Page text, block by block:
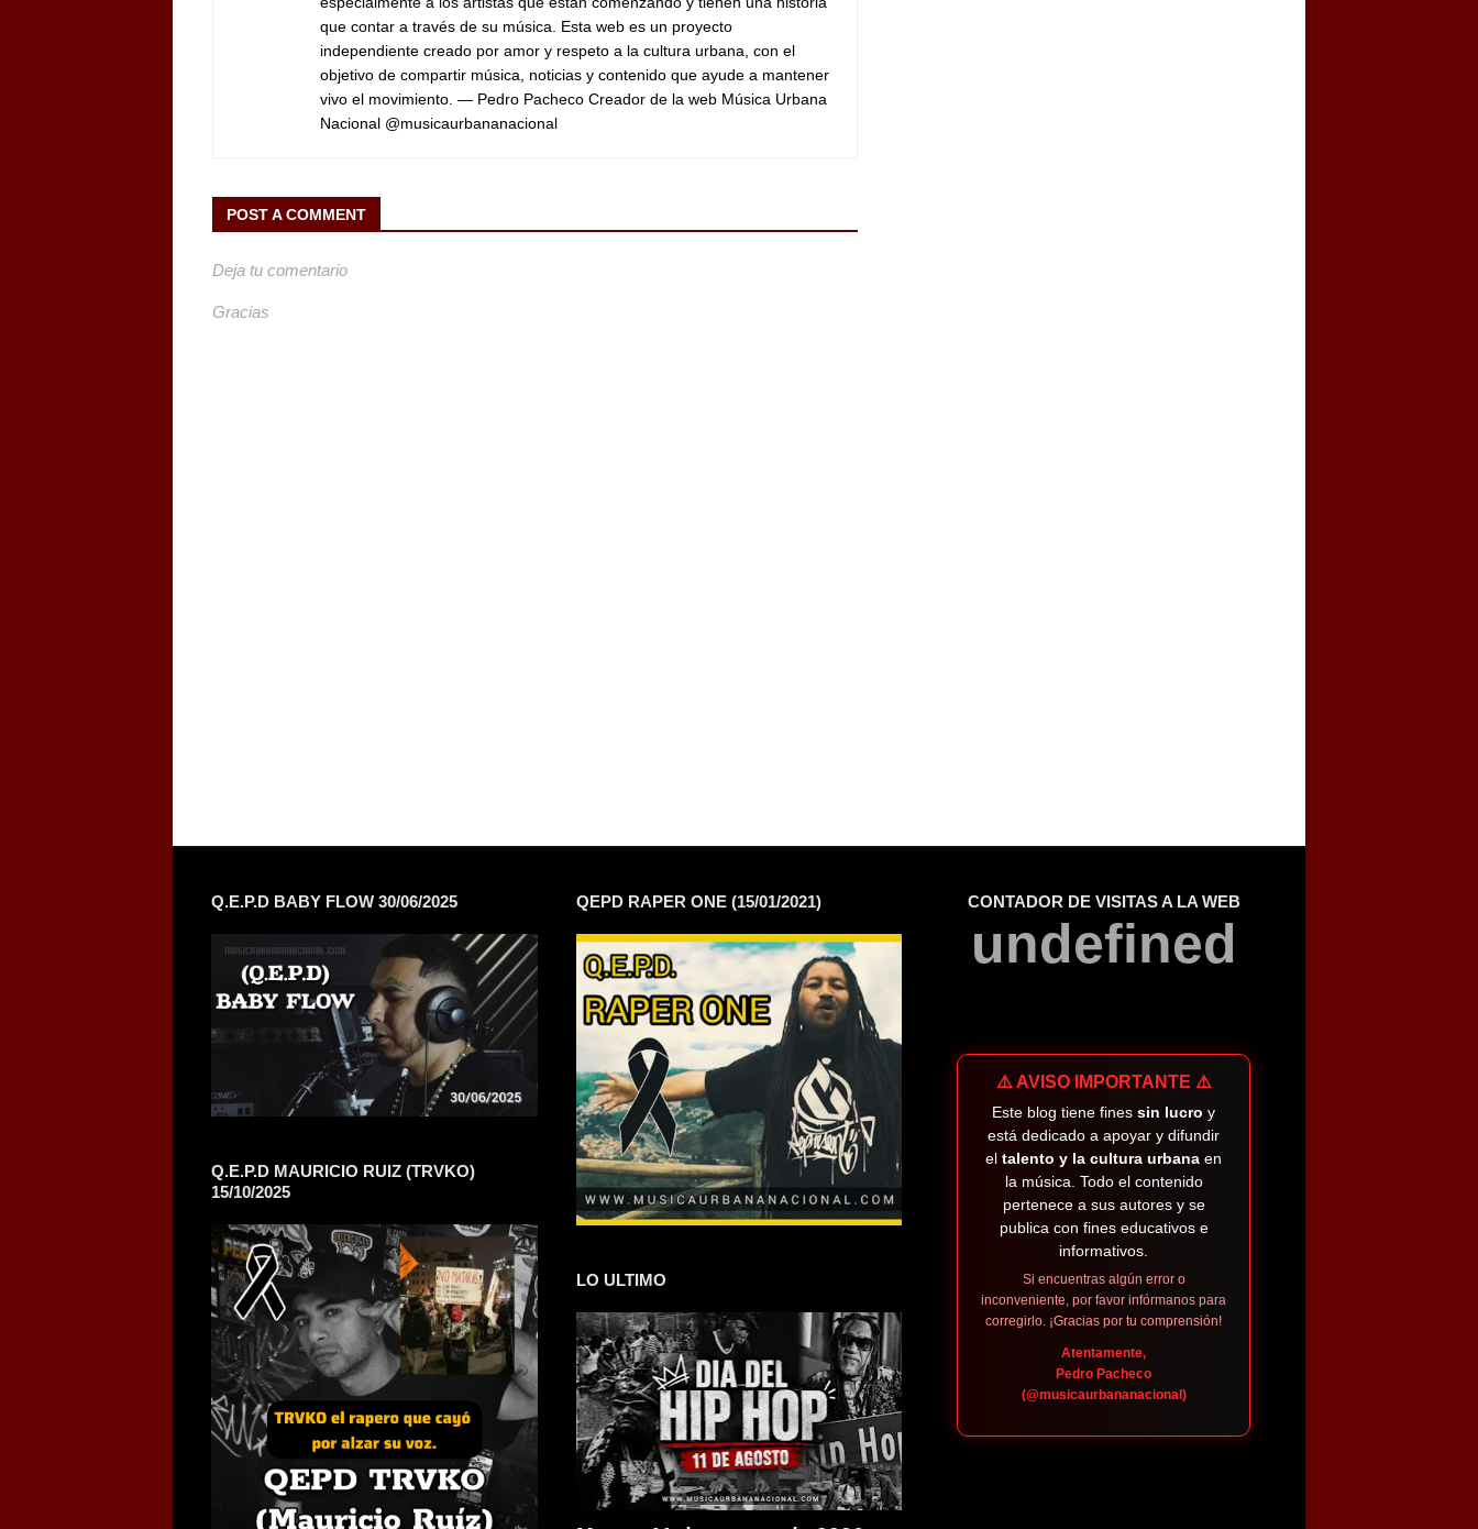
que contar a través de su música. Esta web es un proyecto
independiente creado por amor y respeto a la cultura urbana, con el
objetivo de compartir música, noticias y contenido que ayude a mantener
vivo el movimiento. — Pedro Pacheco Creador de la web Música Urbana
Nacional @musicaurbananacional
POST A COMMENT
Deja tu comentario
Gracias
Q.E.P.D BABY FLOW 30/06/2025
Q.E.P.D MAURICIO RUIZ (TRVKO)
15/10/2025
QEPD RAPER ONE (15/01/2021)
LO ULTIMO
CONTADOR DE VISITAS A LA WEB
undefined
⚠️ AVISO IMPORTANTE ⚠️
Este blog tiene finessin lucro y
está dedicado a apoyar y difundir
eltalento y la cultura urbana en
la música. Todo el contenido
pertenece a sus autores y se
publica con fines educativos e
informativos.
Si encuentras algún error o
inconveniente, por favor infórmanos para
corregirlo. ¡Gracias por tu comprensión!
Atentamente,
Pedro Pacheco
(@musicaurbananacional)